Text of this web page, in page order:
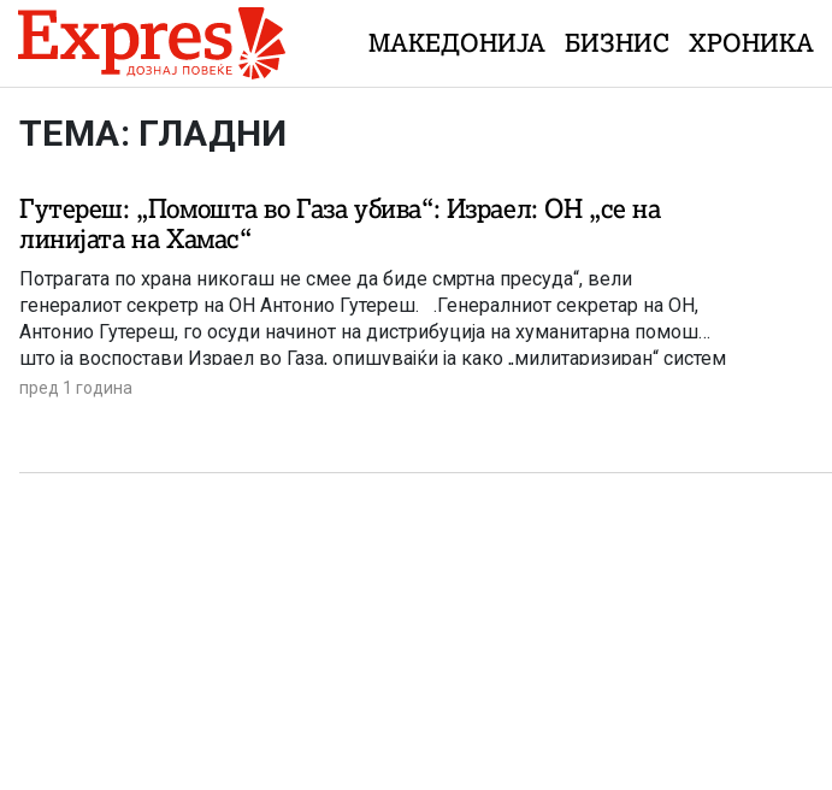
Skip to content
МАКЕДОНИЈА БИЗНИС ХРОНИКА
ТЕМА: ГЛАДНИ
Гутереш: „Помошта во Газа убива“: Израел: ОН „се на
линијата на Хамас“
Потрагата по храна никогаш не смее да биде смртна пресуда“, вели
генералиот секретр на ОН Антонио Гутереш. .Генералниот секретар на ОН,
Антонио Гутереш, го осуди начинот на дистрибуција на хуманитарна помош
што ја воспостави Израел во Газа, опишувајќи ја како „милитаризиран“ систем
што „убива луѓе“, Според податоците на ОН, најмалку 410 Палестинци се
пред 1 година